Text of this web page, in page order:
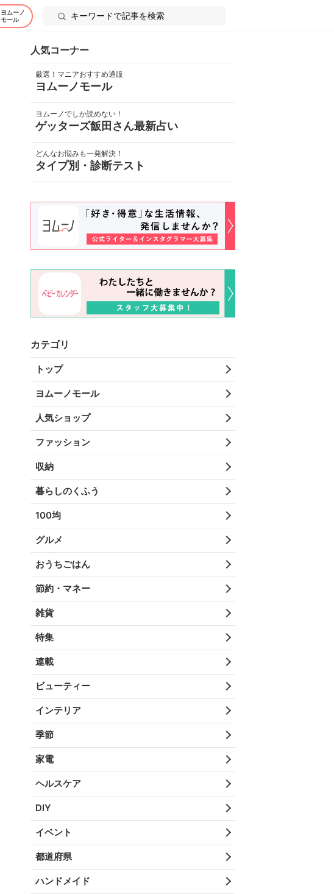
ヨムーノ
モール
人気コーナー
厳選！マニアおすすめ通販
ヨムーノモール
ヨムーノでしか読めない！
ゲッターズ飯田さん最新占い
どんなお悩みも一発解決！
タイプ別・診断テスト
カテゴリ
トップ
ヨムーノモール
人気ショップ
ファッション
収納
暮らしのくふう
100均
グルメ
おうちごはん
節約・マネー
雑貨
特集
連載
ビューティー
インテリア
季節
家電
ヘルスケア
DIY
イベント
都道府県
ハンドメイド